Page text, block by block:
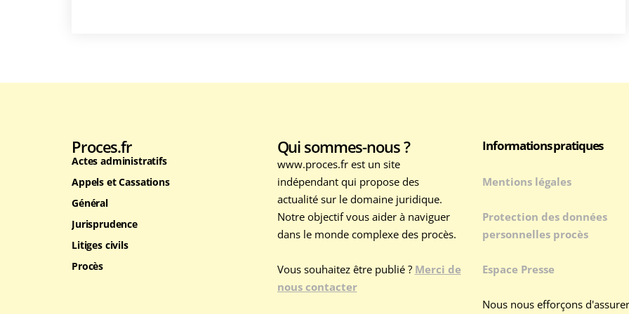
Proces.fr
Actes administratifs
Appels et Cassations
Général
Jurisprudence
Litiges civils
Procès
Qui sommes-nous ?
www.proces.fr est un site
indépendant qui propose des
actualité sur le domaine juridique.
Notre objectif vous aider à naviguer
dans le monde complexe des procès.
Vous souhaitez être publié ? Merci de
nous contacter
Informations pratiques
Mentions légales
Protection des données
personnelles procès
Espace Presse
Nous nous efforçons d'assurer